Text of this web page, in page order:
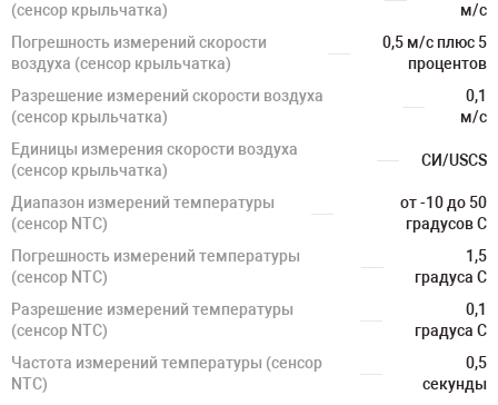
(сенсор крыльчатка)
м/с
Погрешность измерений скорости
воздуха (сенсор крыльчатка)
0,5 м/с плюс 5
процентов
Разрешение измерений скорости воздуха
(сенсор крыльчатка)
0,1
м/с
Единицы измерения скорости воздуха
(сенсор крыльчатка)
СИ/USCS
Диапазон измерений температуры
(сенсор NTC)
от -10 до 50
градусов С
Погрешность измерений температуры
(сенсор NTC)
1,5
градуса C
Разрешение измерений температуры
(сенсор NTC)
0,1
градуса C
Частота измерений температуры (сенсор
NTC)
0,5
секунды